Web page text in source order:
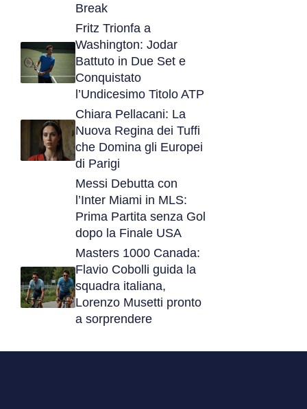
Break
Fritz Trionfa a
Washington: Jodar
Battuto in Due Set e
Conquistato
l’Undicesimo Titolo ATP
Chiara Pellacani: La
Nuova Regina dei Tuffi
che Domina gli Europei
di Parigi
Messi Debutta con
l’Inter Miami in MLS:
Prima Partita senza Gol
dopo la Finale USA
Masters 1000 Canada:
Flavio Cobolli guida la
squadra italiana,
Lorenzo Musetti pronto
a sorprendere